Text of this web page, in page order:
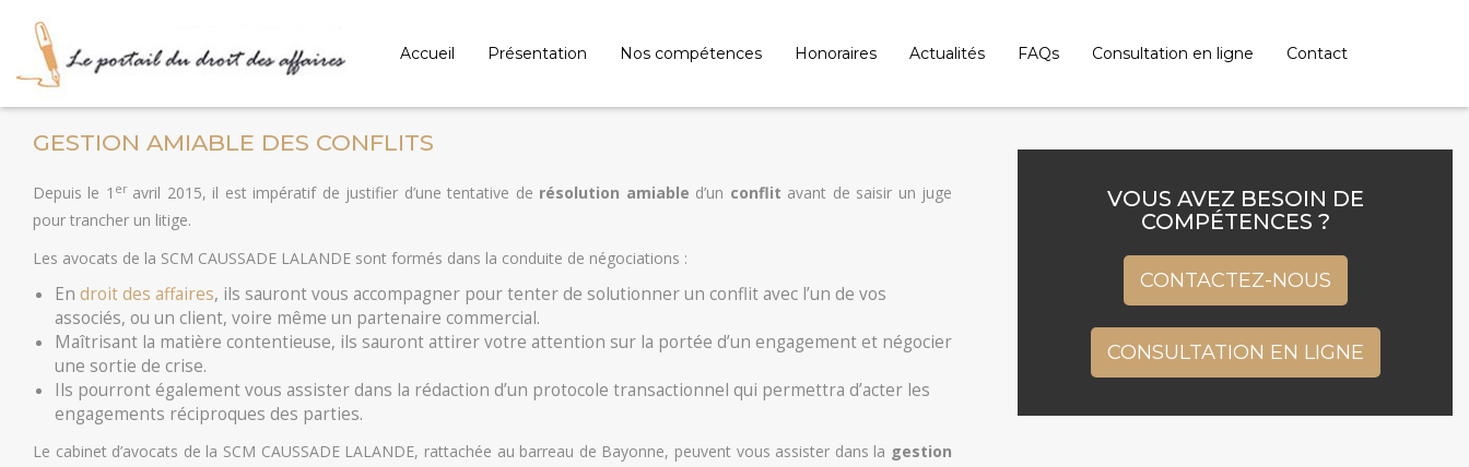
Accueil Présentation Nos compétences Honoraires Actualités FAQs Consultation en ligne Contact
GESTION AMIABLE DES CONFLITS
Depuis le 1 eravril 2015, il est impératif de justifier d’une tentative de résolution amiable d’un conflit avant de saisir un juge
pour trancher un litige.
Les avocats de la SCM CAUSSADE LALANDE sont formés dans la conduite de négociations :
En droit des affaires, ils sauront vous accompagner pour tenter de solutionner un conflit avec l’un de vos
associés, ou un client, voire même un partenaire commercial.
Maîtrisant la matière contentieuse, ils sauront attirer votre attention sur la portée d’un engagement et négocier
une sortie de crise.
Ils pourront également vous assister dans la rédaction d’un protocole transactionnel qui permettra d’acter les
engagements réciproques des parties.
Le cabinet d’avocats de la SCM CAUSSADE LALANDE, rattachée au barreau de Bayonne, peuvent vous assister dans la gestion
VOUS AVEZ BESOIN DE
COMPÉTENCES ?
CONTACTEZ-NOUS
CONSULTATION EN LIGNE